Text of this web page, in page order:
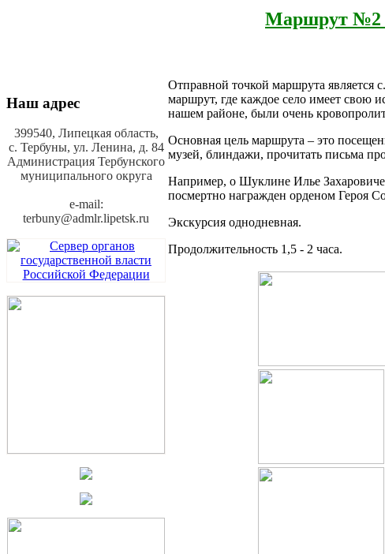
Наш адрес
399540, Липецкая область,
с. Тербуны, ул. Ленина, д. 84
Администрация Тербунского
муниципального округа
e-mail:
terbuny@admlr.lipetsk.ru
Маршрут №2
Отправной точкой маршрута является
маршрут, где каждое село имеет свою
нашем районе, были очень
Основная цель маршрута – это
музей, блиндажи, прочитать письма
Например, о Шуклине Илье
посмертно награжден орденом Героя
Экскурсия однодневная.
Продолжительность 1,5 - 2 часа.